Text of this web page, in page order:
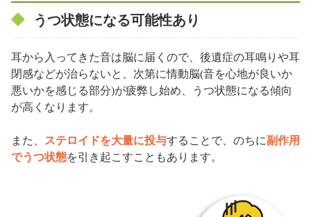
うつ状態になる可能性あり
耳から入ってきた音は脳に届くので、後遺症の耳鳴りや耳
閉感などが治らないと、次第に情動脳(音を心地が良いか
悪いかを感じる部分)が疲弊し始め、うつ状態になる傾向
が高くなります。
また、 ステロイドを大量に投与することで、のちに副作用
でうつ状態を引き起こすこともあります。